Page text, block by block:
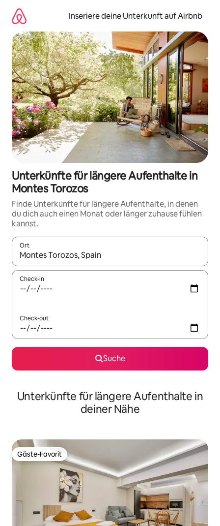
Inhalten
springen
Inseriere deine Unterkunft auf Airbnb
Unterkünfte für längere Aufenthalte in
Montes Torozos
Finde Unterkünfte für längere Aufenthalte, in denen
du dich auch einen Monat oder länger zuhause fühlen
kannst.
Ort
Wenn Ergebnisse verfügbar sind, navigiere mit den
Check-in
Check-out
Suche
Unterkünfte für längere Aufenthalte in
deiner Nähe
Gäste-Favorit
Gäste-Favorit